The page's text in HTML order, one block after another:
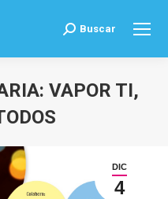
Buscar:
Buscar
VAPOR TI,
DIC
4